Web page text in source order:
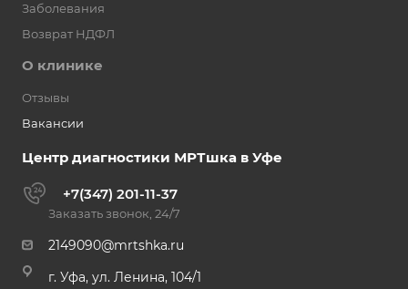
Заболевания
Возврат НДФЛ
О клинике
Отзывы
Вакансии
Центр диагностики МРТшка в Уфе
+7(347) 201-11-37
Заказать звонок, 24/7
2149090@mrtshka.ru
г. Уфа, ул. Ленина, 104/1